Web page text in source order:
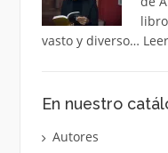
vasto y diverso…
En nuestro
Autores